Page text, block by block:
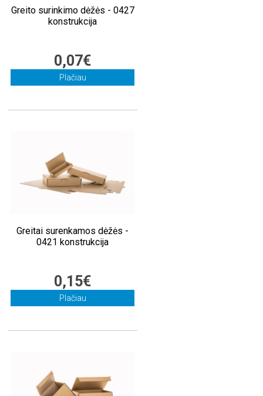
Greito surinkimo dėžės - 0427
konstrukcija
0,07€
Plačiau
Greitai surenkamos dėžės -
0421 konstrukcija
0,15€
Plačiau